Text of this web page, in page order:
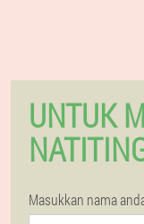
UNTUK
Masukkan nama